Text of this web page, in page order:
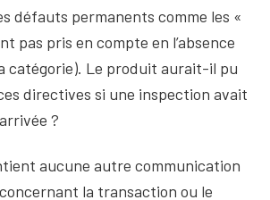
défauts permanents comme les «
pas pris en compte en l’absence
catégorie). Le produit aurait-il pu
directives si une inspection avait
?
aucune autre communication
la transaction ou le